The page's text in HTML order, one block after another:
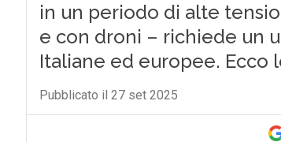
in un periodo di alte
e con droni – richiede un
Italiane ed europee. Ecco
Pubblicato il 27 set 2025